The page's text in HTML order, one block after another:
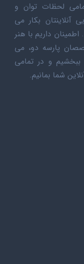
و در تمامی لحظات توان و
آنلاینتان بکار می
داریم با هنر
پارسه دو، می
ببخشیم و در تمامی
شما بمانیم.